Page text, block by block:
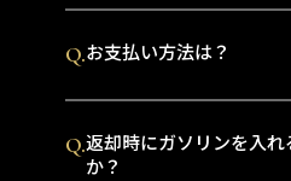
Q.お支払い方法は？
Q.返却時にガソリンを入
か？